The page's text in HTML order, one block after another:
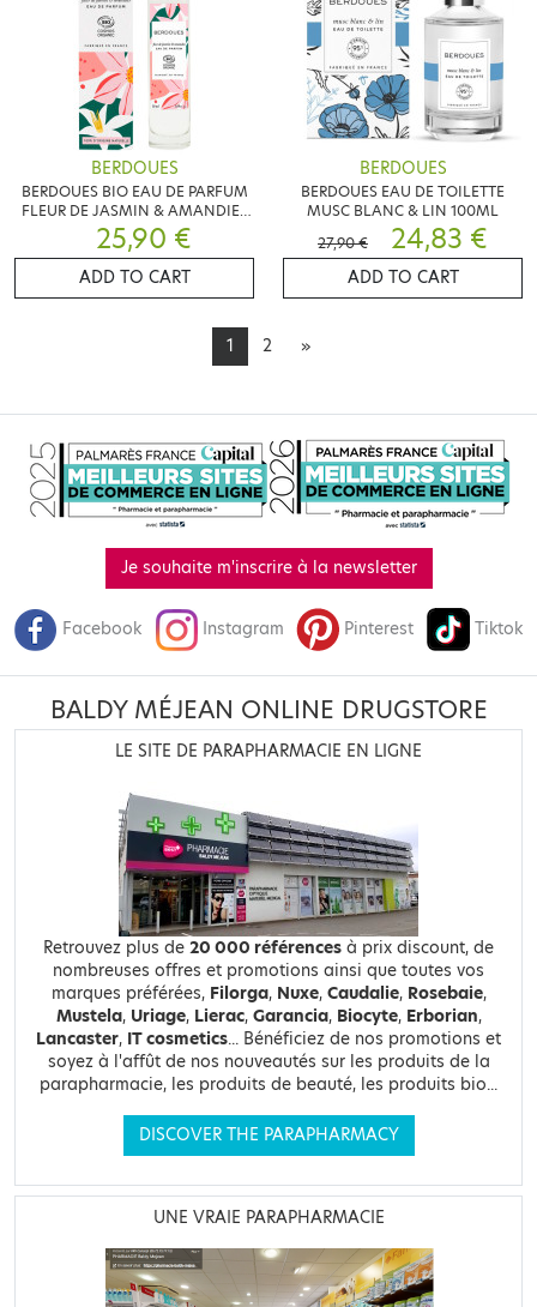
BERDOUES
BERDOUES BIO EAU DE PARFUM
FLEUR DE JASMIN & AMANDIER
50ML
25,90 €
ADD TO CART
BERDOUES
BERDOUES EAU DE TOILETTE
MUSC BLANC & LIN 100ML
27,90 €
24,83 €
ADD TO CART
1 2 »
Je souhaite m'inscrire à la newsletter
Facebook Instagram Pinterest Tiktok
BALDY MÉJEAN ONLINE DRUGSTORE
LE SITE DE PARAPHARMACIE EN LIGNE
Retrouvez plus de 20 000 références à prix discount, de
nombreuses offres et promotions ainsi que toutes vos
marques préférées, Filorga, Nuxe, Caudalie, Rosebaie,
Mustela, Uriage, Lierac, Garancia, Biocyte, Erborian,
Lancaster, IT cosmetics... Bénéficiez de nos promotions et
soyez à l'affût de nos nouveautés sur les produits de la
parapharmacie, les produits de beauté, les produits bio...
DISCOVER THE PARAPHARMACY
UNE VRAIE PARAPHARMACIE